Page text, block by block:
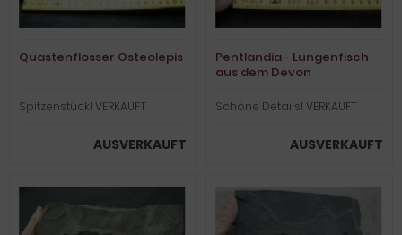
Quastenflosser Osteolepis
Spitzenstück! VERKAUFT
AUSVERKAUFT
Pentlandia - Lungenfisch
aus dem Devon
Schöne Details! VERKAUFT
AUSVERKAUFT